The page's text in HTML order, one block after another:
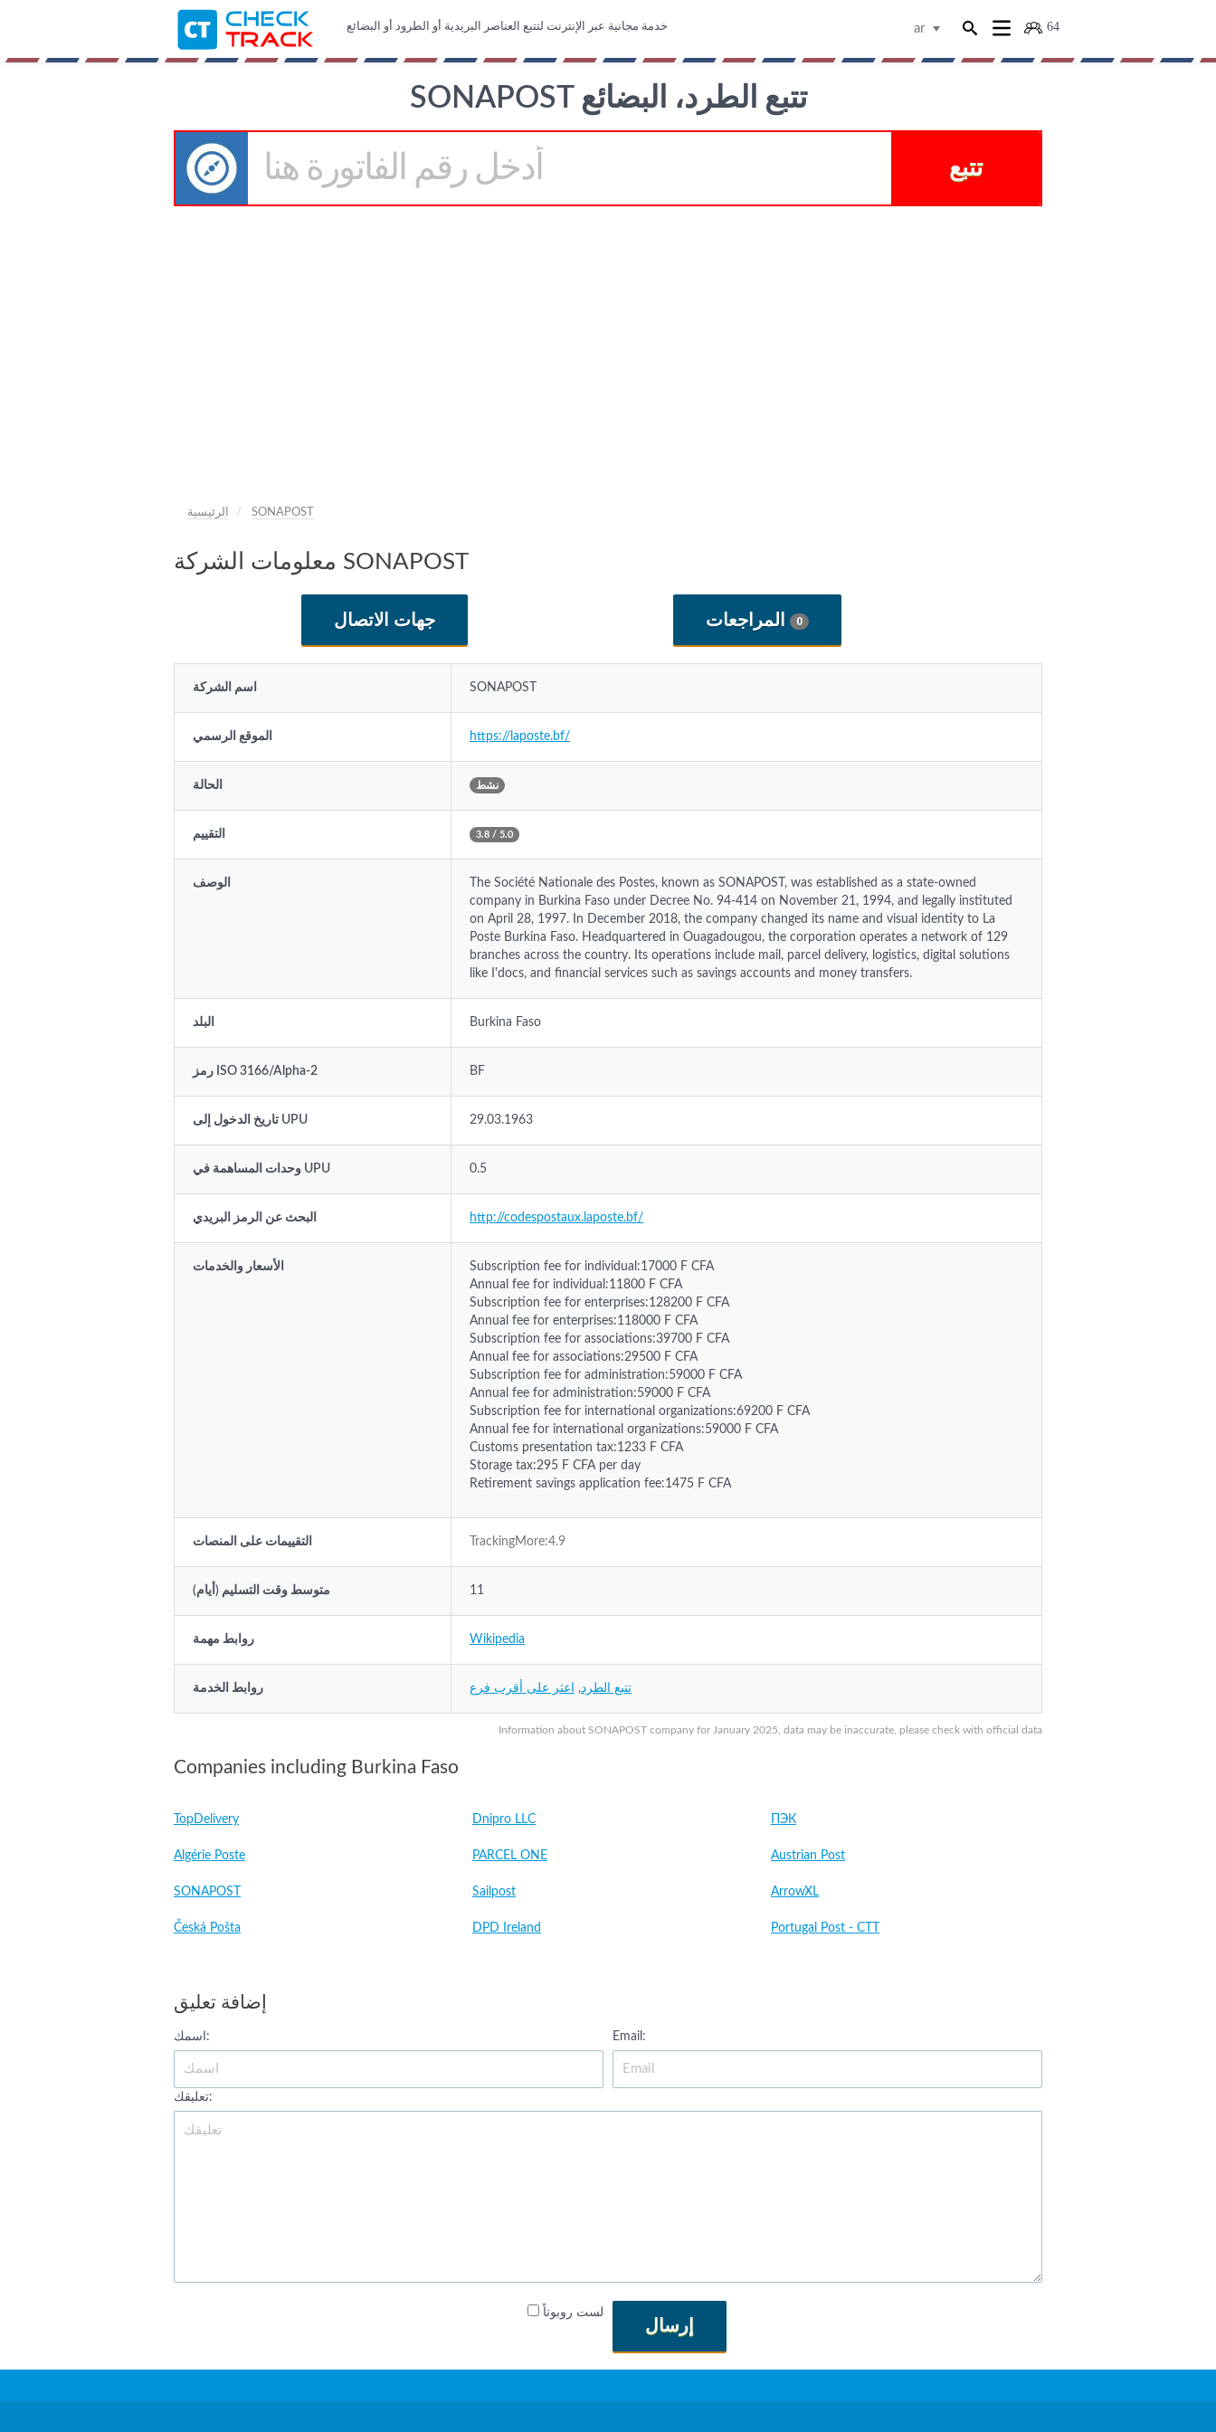
64
ar خدمة مجانية عبر الإنترنت لتتبع العناصر البريدية أو الطرود أو البضائع
SONAPOST تتبع الطرد، البضائع
تتبع
الرئيسية SONAPOST
معلومات الشركة SONAPOST
جهات الاتصال 0
Information about SONAPOST company for January 2025, data may be inaccurate, please check with official data
اسم الشركة SONAPOST
الموقع الرسمي https://laposte.bf/
الحالة نشط
التقييم 3.8 / 5.0
الوصف
The Société Nationale des Postes, known as SONAPOST, was established as a state-owned
company in Burkina Faso under Decree No. 94-414 on November 21, 1994, and legally instituted
on April 28, 1997. In December 2018, the company changed its name and visual identity to La
Poste Burkina Faso. Headquartered in Ouagadougou, the corporation operates a network of 129
branches across the country. Its operations include mail, parcel delivery, logistics, digital solutions
like I'docs, and financial services such as savings accounts and money transfers.
البلد Burkina Faso
رمز ISO 3166/Alpha-2 BF
تاريخ الدخول إلى UPU 29.03.1963
وحدات المساهمة في UPU 0.5
البحث عن الرمز البريدي http://codespostaux.laposte.bf/
الأسعار والخدمات
Subscription fee for individual:17000 F CFA
Annual fee for individual:11800 F CFA
Subscription fee for enterprises:128200 F CFA
Annual fee for enterprises:118000 F CFA
Subscription fee for associations:39700 F CFA
Annual fee for associations:29500 F CFA
Subscription fee for administration:59000 F CFA
Annual fee for administration:59000 F CFA
Subscription fee for international organizations:69200 F CFA
Annual fee for international organizations:59000 F CFA
Customs presentation tax:1233 F CFA
Storage tax:295 F CFA per day
Retirement savings application fee:1475 F CFA
التقييمات على المنصات TrackingMore:4.9
متوسط وقت التسليم (أيام) 11
روابط مهمة Wikipedia
روابط الخدمة تتبع الطرد, اعثر على أقرب فرع
Companies including Burkina Faso
TopDelivery Dnipro LLC ПЭК
Algérie Poste PARCEL ONE Austrian Post
SONAPOST Sailpost ArrowXL
Česká Pošta DPD Ireland Portugal Post - CTT
إضافة تعليق
اسمك: Email:
تعليقك:
لست روبوتاً
إرسال